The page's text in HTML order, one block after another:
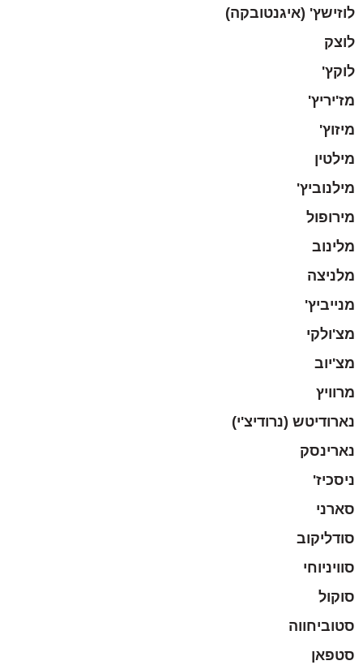
לוזישץ' (איגנטובקה)
לוצק
לוקץ'
מז'יריץ'
מיזוץ'
מילטין
מילנוביץ'
מירופול
מלינוב
מלניצה
מנייביץ'
מצ'ולקי
מצ'יוב
מרוויץ
נארודיטש (נרודיצ'י)
נארינסק
ניסכיז'
סארני
סודליקוב
סוויניוחי
סוקול
סטוביחווה
סטפאן